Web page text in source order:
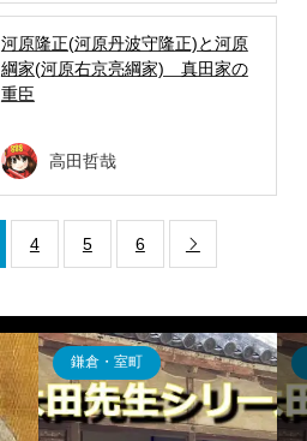
河原隆正(河原丹波守隆正)と河原
綱家(河原右京亮綱家) 真田家の
重臣
高田哲哉
4 5 6 
鎌倉・室町